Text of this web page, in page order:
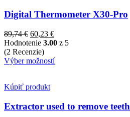
Digital Thermometer X30-Pro
89,74€ 60,23 €
Hodnotenie 3.00 z 5
(2 Recenzie)
Výber možností
Kúpiť produkt
Extractor used to remove teeth